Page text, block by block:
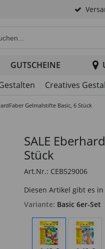
GUTSCHEINE
Creatives
Gelmalstifte Basic, 6 Stück
SALE
Stück
Art.Nr.: CEB529006
Diesen Artikel gibt es
Variante: Basic 6er-Set